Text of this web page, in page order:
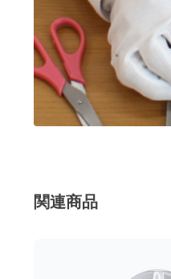
関連商品